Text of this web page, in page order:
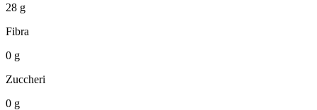
28 g
Fibra
0 g
Zuccheri
0 g